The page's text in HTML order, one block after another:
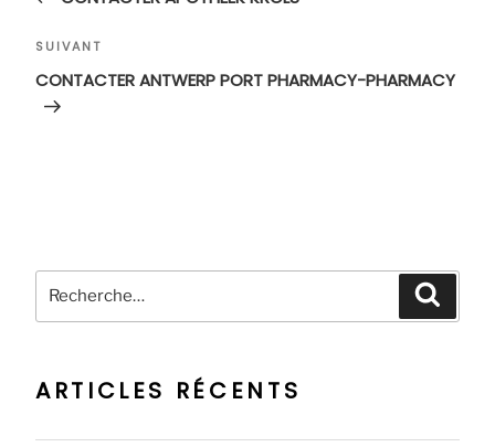
l’article
Article
suivant
SUIVANT
CONTACTER ANTWERP PORT PHARMACY-PHARMACY
Recherche
pour
ARTICLES RÉCENTS